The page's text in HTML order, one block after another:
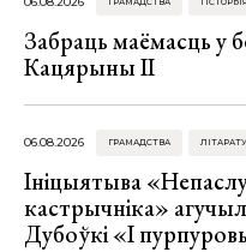
Забраць маёмасць у
Кацярыны ІІ
06.08.2026 ГРАМАДСТВА
Ініцыятыва
кастрычніка»
Дубоўкі «І